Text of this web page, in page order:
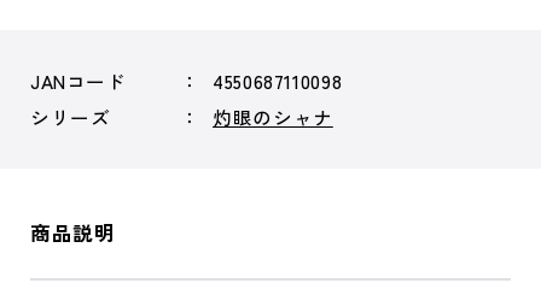
JANコード
4550687110098
シリーズ
灼眼のシャナ
商品説明